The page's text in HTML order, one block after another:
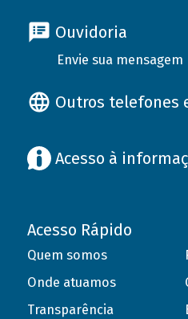
Ouvidoria
Envie sua mensagem
Outros telefones
Acesso à
Acesso Rápido
Quem somos
Onde atuamos
Transparência